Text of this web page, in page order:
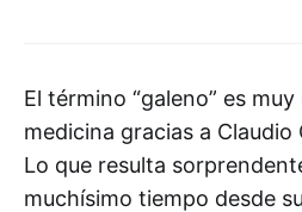
El término “galeno” es
medicina gracias a Claudio
Lo que resulta
muchísimo tiempo desde